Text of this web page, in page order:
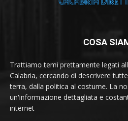
COSA
Trattiamo temi prettamente legati
Calabria, cercando di descrivere
terra, dalla politica al costume. La
un'informazione dettagliata e
internet